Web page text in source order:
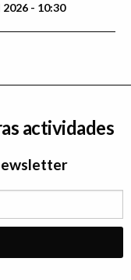
- 10:30
actividades